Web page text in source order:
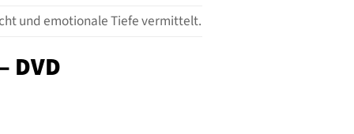
und emotionale Tiefe vermittelt.
DVD